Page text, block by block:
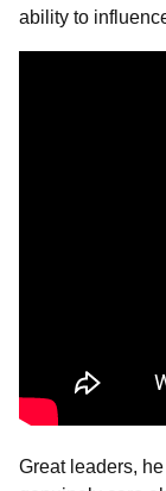
ability to
Great leaders,